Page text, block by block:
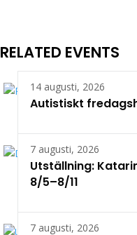
RELATED EVENTS
14 augusti, 2026
Autistiskt
7 augusti, 2026
Utställning:
8/5–8/11
7 augusti, 2026